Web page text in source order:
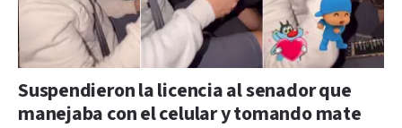
Suspendieron la licencia al senador que
manejaba con el celular y tomando mate